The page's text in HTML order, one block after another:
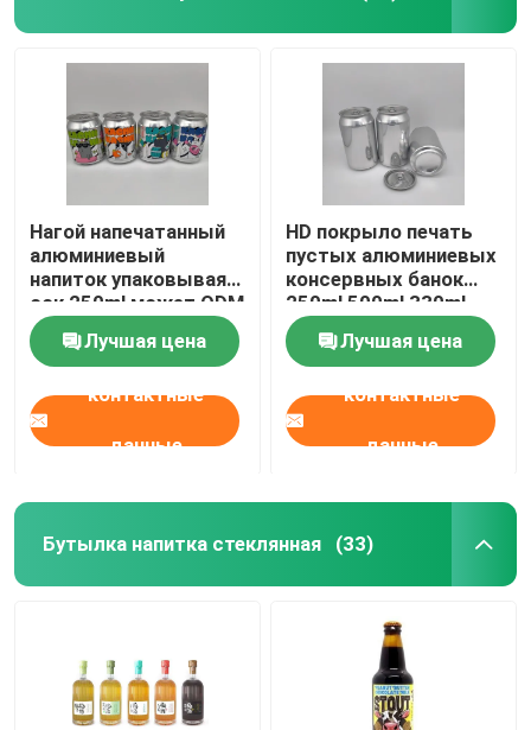
Нагой напечатанный
алюминиевый
напиток упаковывая
сок 250ml может ODM
OEM
Лучшая цена
контактные
данные
HD покрыло печать
пустых алюминиевых
консервных банок
250ml 500ml 330ml
воды
Лучшая цена
контактные
данные
Бутылка напитка стеклянная (33)